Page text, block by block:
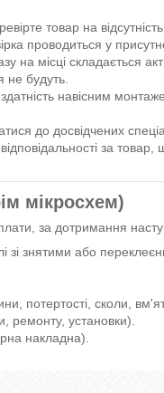
товар на
проводиться у
на місці складається
не будуть.
навісним
до досвідчених
за
мікросхем)
за дотримання
зі знятими або
потертості, сколи,
ремонту, установки).
накладна).